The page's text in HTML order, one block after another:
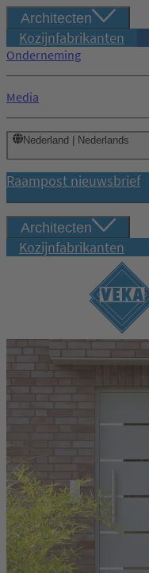
Architecten
Kozijnfabrikanten
Onderneming
Media
Nederland | Nederlands
Raampost nieuwsbrief
Architecten
Kozijnfabrikanten
Inloggen